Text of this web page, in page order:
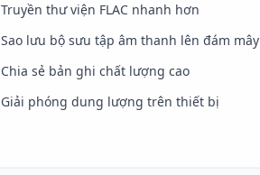
Truyền thư viện FLAC nhanh hơn
Sao lưu bộ sưu tập âm thanh lên đám mây
Chia sẻ bản ghi chất lượng cao
Giải phóng dung lượng trên thiết bị